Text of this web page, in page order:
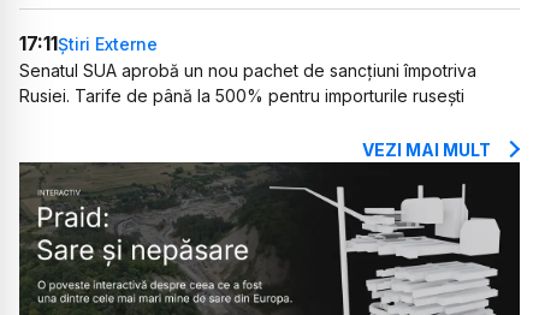
17:11Știri Externe
Senatul SUA aprobă un nou pachet de sancțiuni împotriva
Rusiei. Tarife de până la 500% pentru importurile rusești
VEZI MAI MULT